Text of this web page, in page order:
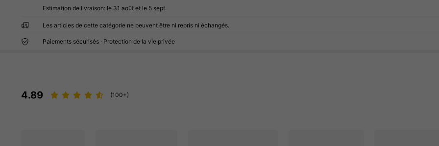
Estimation de livraison: le 31 août et le 5 sept.
Les articles de cette catégorie ne peuvent être ni repris ni échangés.
Paiements sécurisés · Protection de la vie privée
4.89 (100+)